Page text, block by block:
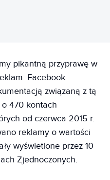
pikantną przyprawę w
Facebook
związaną z tą
470 kontach
od czerwca 2015 r.
reklamy o wartości
wyświetlone przez 10
Zjednoczonych.